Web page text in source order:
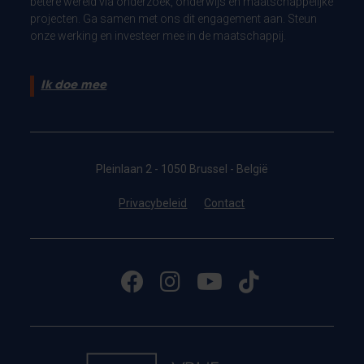
projecten. Ga samen met ons dit engagement aan. Steun
onze werking en investeer mee in de maatschappij.
Ik doe mee
Pleinlaan 2 - 1050 Brussel - België
Privacybeleid Contact